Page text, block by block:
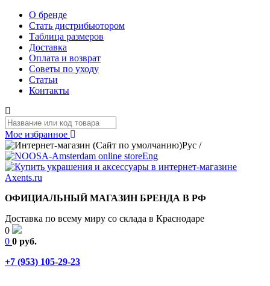
О бренде
Стать дистрибьютором
Таблица размеров
Доставка
Оплата и возврат
Советы по уходу
Статьи
Контакты
Мое избранное
Рус /
Eng
ОФИЦИАЛЬНЫЙ МАГАЗИН БРЕНДА В РФ
Доставка по всему миру со склада в Краснодаре
0
0 0 руб.
+7 (953) 105-29-23